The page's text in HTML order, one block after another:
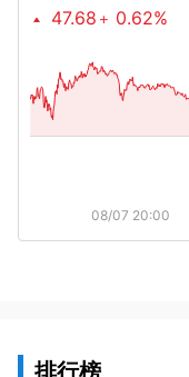
0.62%
47.68
08/07 20:00
排行榜